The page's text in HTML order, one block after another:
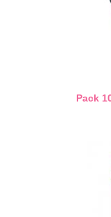
Pack